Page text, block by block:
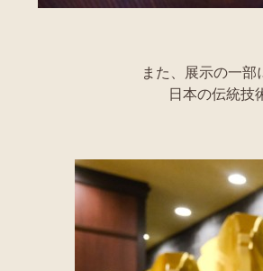
また、展示の一部
日本の伝統技